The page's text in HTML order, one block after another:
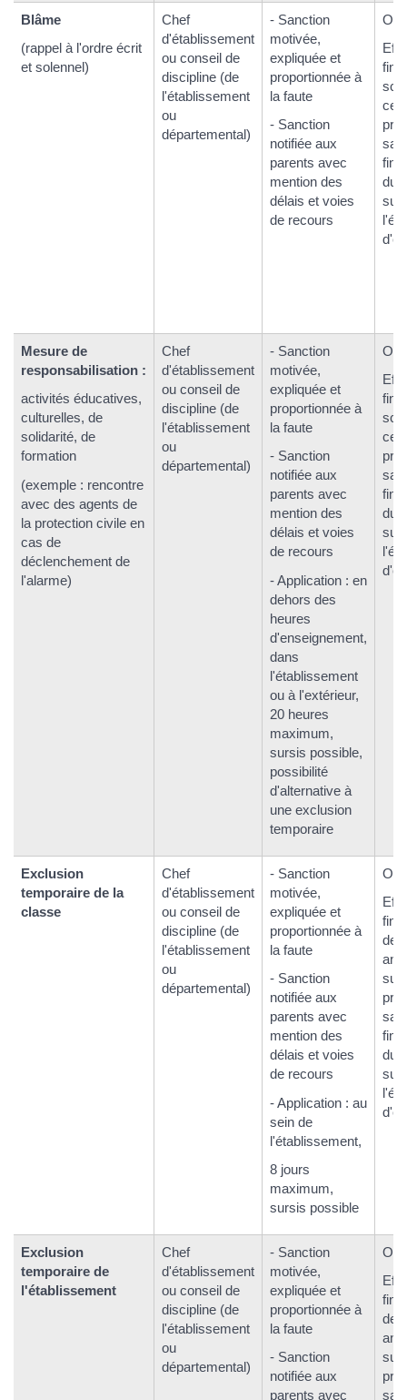
Blâme
(rappel à l'ordre écrit
et solennel)
Chef
d'établissement
ou conseil de
discipline (de
l'établissement
ou
départemental)
- Sanction
motivée,
expliquée et
proportionnée à
la faute
- Sanction
notifiée aux
parents avec
mention des
délais et voies
de recours
Oui.
fin
fin
du 2
sur
Mesure de
responsabilisation :
activités éducatives,
culturelles, de
solidarité, de
formation
(exemple : rencontre
avec des agents de
la protection civile en
cas de
déclenchement de
l'alarme)
Chef
d'établissement
ou conseil de
discipline (de
l'établissement
ou
départemental)
- Sanction
motivée,
expliquée et
proportionnée à
la faute
- Sanction
notifiée aux
parents avec
mention des
délais et voies
de recours
- Application : en
dehors des
heures
d'enseignement,
dans
l'établissement
ou à l'extérieur,
20 heures
maximum,
sursis possible,
possibilité
d'alternative à
une exclusion
temporaire
Oui.
fin
fin
du 2
sur
Exclusion
temporaire de la
classe
Chef
d'établissement
ou conseil de
discipline (de
l'établissement
ou
départemental)
- Sanction
motivée,
expliquée et
proportionnée à
la faute
- Sanction
notifiée aux
parents avec
mention des
délais et voies
de recours
- Application : au
sein de
l'établissement,
8 jours
maximum,
sursis possible
Oui.
fin
fin
du 2
sur
Exclusion
temporaire de
l'établissement
Chef
d'établissement
ou conseil de
discipline (de
l'établissement
ou
départemental)
- Sanction
motivée,
expliquée et
proportionnée à
la faute
- Sanction
notifiée aux
parents avec
Oui.
fin